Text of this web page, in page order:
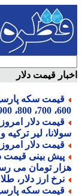
قیمت دلار
لیر ترکیه و
قیمت دلار امروز یکشنبه 18 مرداد 1405؛
تومان می رسد؟
نرخ ارز دلار، طلا و یورو